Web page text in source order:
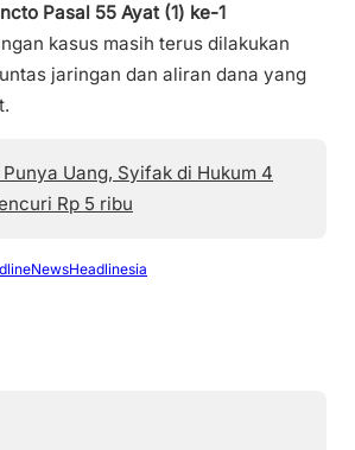
Pasal 55 Ayat (1) ke-1
kasus masih terus dilakukan
jaringan dan aliran dana yang
Punya Uang, Syifak di Hukum 4
Rp 5 ribu
Headlinesia